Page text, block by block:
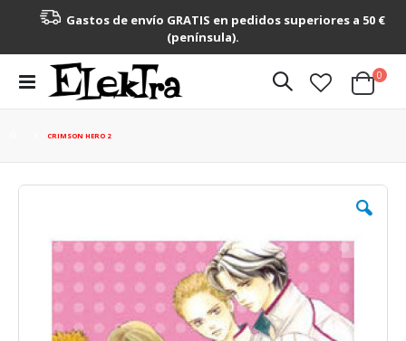
Gastos de envío GRATIS en pedidos superiores a 50 €
(península).
Toggle
Nav
Cart
0
CRIMSON HERO 2
Saltar
imágenes